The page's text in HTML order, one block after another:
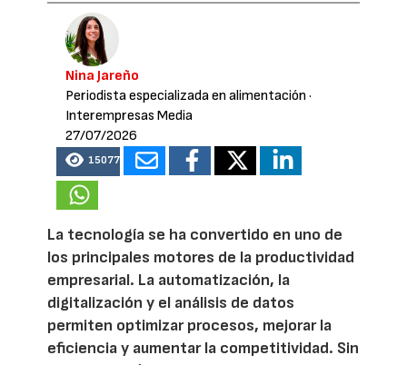
Nina Jareño
Periodista especializada en alimentación ·
Interempresas Media
27/07/2026
15077
La tecnología se ha convertido en uno de
los principales motores de la productividad
empresarial. La automatización, la
digitalización y el análisis de datos
permiten optimizar procesos, mejorar la
eficiencia y aumentar la competitividad. Sin